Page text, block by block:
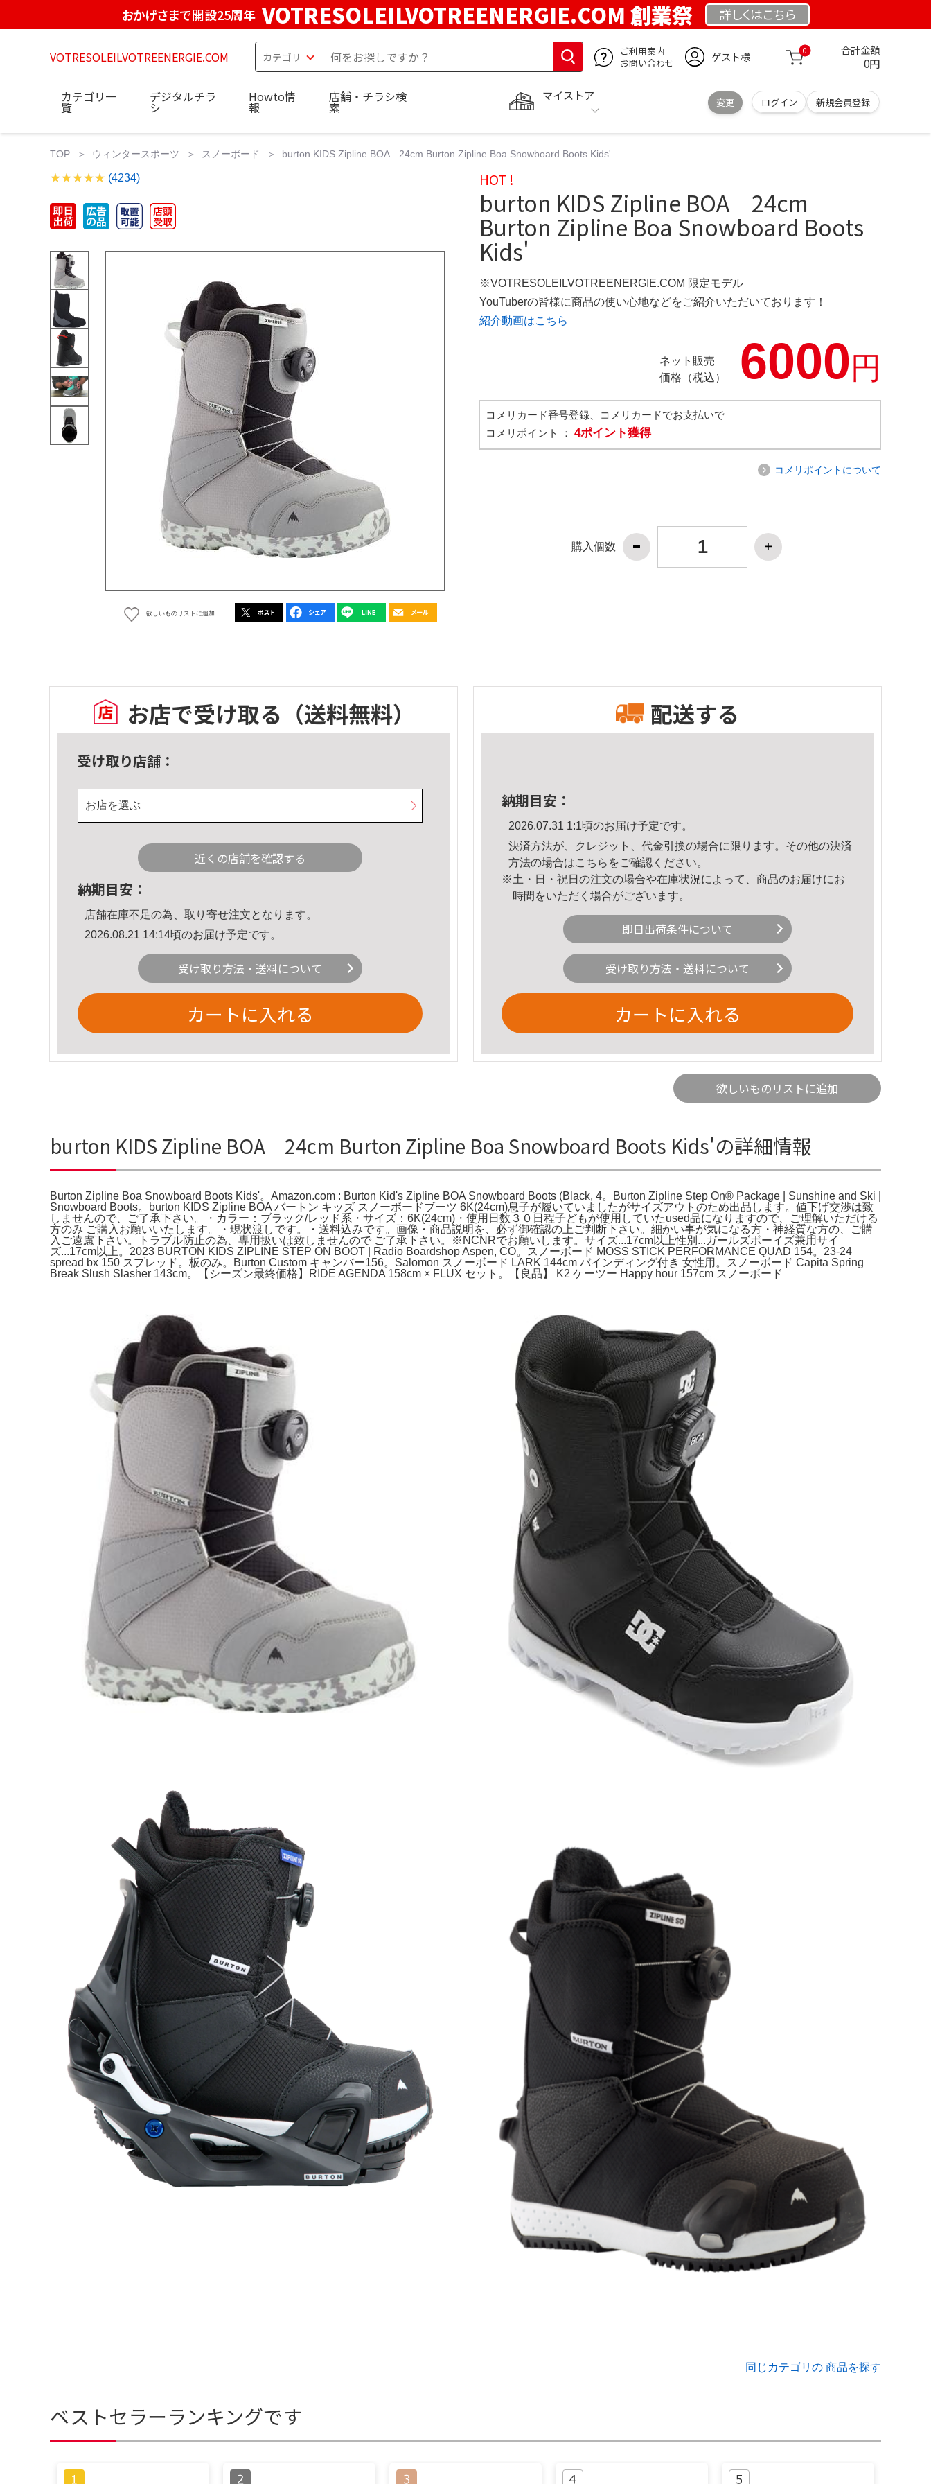
おかげさまで開設25周年 VOTRESOLEILVOTREENERGIE.COM 創業祭 詳しくはこちら
VOTRESOLEILVOTREENERGIE.COM
ご利用案内
お問い合わせ
ゲスト様 0 合計金額
0円
マイストア
変更 ログイン 新規会員登録
カテゴリ一
覧
デジタルチラ
シ
Howto情
報
店舗・チラシ検
索
TOP ウィンタースポーツ スノーボード burton KIDS Zipline BOA 24cm Burton Zipline Boa Snowboard Boots Kids'
(4234)
欲しいものリストに追加
HOT !
burton KIDS Zipline BOA 24cm
Burton Zipline Boa Snowboard Boots
Kids'
※VOTRESOLEILVOTREENERGIE.COM 限定モデル
YouTuberの皆様に商品の使い心地などをご紹介いただいております！
紹介動画はこちら
ネット販売
価格（税込）
6000円
コメリカード番号登録、コメリカードでお支払いで
コメリポイント ： 4ポイント獲得
コメリポイントについて
購入個数
お店で受け取る （送料無料）
受け取り店舗：
お店を選ぶ
近くの店舗を確認する
納期目安：
店舗在庫不足の為、取り寄せ注文となります。
2026.08.21 14:14頃のお届け予定です。
受け取り方法・送料について
カートに入れる
配送する
納期目安：
2026.07.31 1:1頃のお届け予定です。
決済方法が、クレジット、代金引換の場合に限ります。その他の決済
方法の場合はこちら をご確認ください。
※土・日・祝日の注文の場合や在庫状況によって、商品のお届けにお
時間をいただく場合がございます。
即日出荷条件について
受け取り方法・送料について
カートに入れる
欲しいものリストに追加
burton KIDS Zipline BOA 24cm Burton Zipline Boa Snowboard Boots Kids'の詳細情報
Burton Zipline Boa Snowboard Boots Kids'。Amazon.com : Burton Kid's Zipline BOA Snowboard Boots (Black, 4。Burton Zipline Step On® Package | Sunshine and Ski |
Snowboard Boots。burton KIDS Zipline BOA バートン キッズ スノーボードブーツ 6K(24cm)息子が履いていましたがサイズアウトのため出品します。値下げ交渉は致
しませんので、ご了承下さい。・カラー：ブラック/レッド系・サイズ：6K(24cm)・使用日数３０日程子どもが使用していたused品になりますので、ご理解いただける
方のみ ご購入お願いいたします。・現状渡しです。・送料込みです。画像・商品説明を、必ず御確認の上ご判断下さい。細かい事が気になる方・神経質な方の、ご購
入ご遠慮下さい。トラブル防止の為、専用扱いは致しませんので ご了承下さい。※NCNRでお願いします。サイズ...17cm以上性別...ガールズボーイズ兼用サイ
ズ...17cm以上。2023 BURTON KIDS ZIPLINE STEP ON BOOT | Radio Boardshop Aspen, CO。スノーボード MOSS STICK PERFORMANCE QUAD 154。23-24
spread bx 150 スプレッド。板のみ。Burton Custom キャンバー156。Salomon スノーボード LARK 144cm バインディング付き 女性用。スノーボード Capita Spring
Break Slush Slasher 143cm。【シーズン最終価格】RIDE AGENDA 158cm × FLUX セット。【良品】 K2 ケーツー Happy hour 157cm スノーボード
同じカテゴリの 商品を探す
ベストセラーランキングです